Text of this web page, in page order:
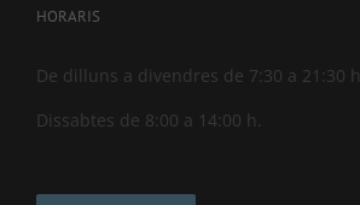
HORARIS
De dilluns a divendres de 7:30 a 21:30 h.
Dissabtes de 8:00 a 14:00 h.